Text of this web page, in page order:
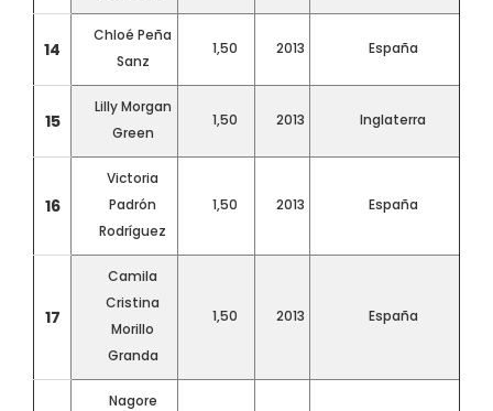
14
Chloé Peña
Sanz
1,50 2013 España
15
Lilly Morgan
Green
1,50 2013 Inglaterra
16
Victoria
Padrón
Rodríguez
1,50 2013 España
17
Camila
Cristina
Morillo
Granda
1,50 2013 España
Nagore